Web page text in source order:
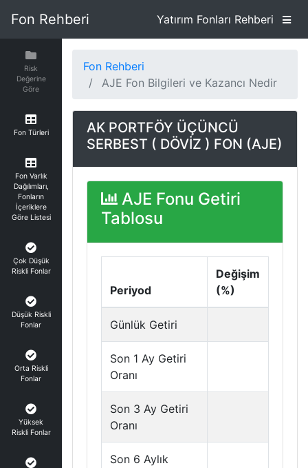
Fon Rehberi Yatırım Fonları Rehberi
Risk
Değerine
Göre
Fon Türleri
Fon Varlık
Dağılımları,
Fonların
İçeriklere
Göre Listesi
Çok Düşük
Riskli Fonlar
Düşük Riskli
Fonlar
Orta Riskli
Fonlar
Yüksek
Riskli Fonlar
Fon Rehberi
AJE Fon Bilgileri ve Kazancı Nedir
AK PORTFÖY ÜÇÜNCÜ
SERBEST ( DÖVİZ ) FON (AJE)
AJE Fonu Getiri
Tablosu
Periyod
Değişim
(%)
Günlük Getiri
Son 1 Ay Getiri
Oranı
Son 3 Ay Getiri
Oranı
Son 6 Aylık